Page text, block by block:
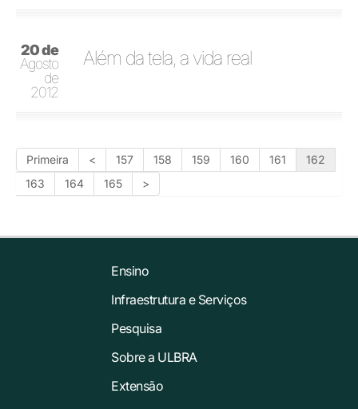
20 de
Agosto
de
2012
Além da tela, a vida real
Primeira < 157 158 159 160 161
162
163
164 165 >
Ensino
Infraestrutura e Serviços
Pesquisa
Sobre a ULBRA
Extensão